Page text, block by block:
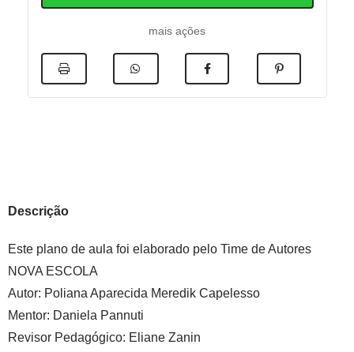
mais ações
Descrição
Este plano de aula foi elaborado pelo Time de Autores
NOVA ESCOLA
Autor: Poliana Aparecida Meredik Capelesso
Mentor: Daniela Pannuti
Revisor Pedagógico: Eliane Zanin